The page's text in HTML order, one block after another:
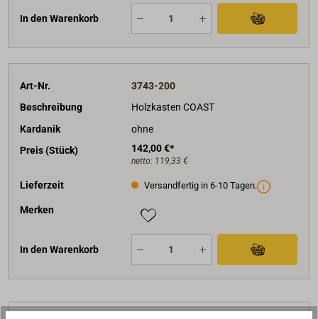
In den Warenkorb
Art-Nr.
3743-200
Beschreibung
Holzkasten COAST
Kardanik
ohne
Preis (Stück)
142,00 €*
netto: 119,33 €
Lieferzeit Versandfertig in 6-10 Tagen.
Merken
In den Warenkorb